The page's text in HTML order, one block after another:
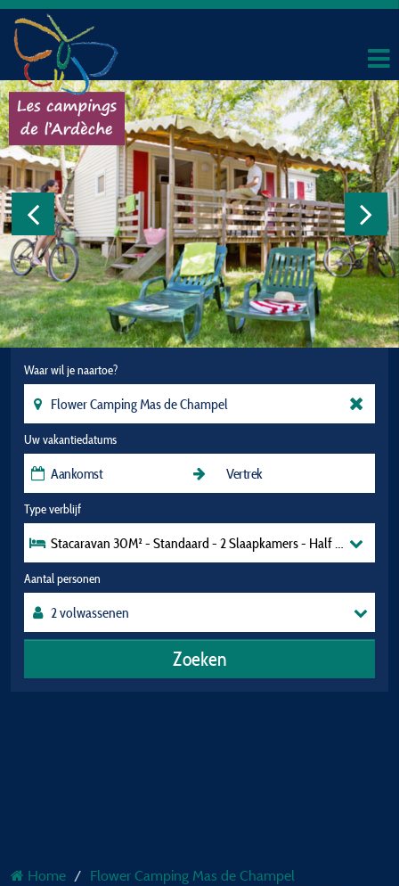
Waar wil je naartoe?
Uw vakantiedatums
Type verblijf
Stacaravan 30M² - Standaard - 2 Slaapkamers - Half Overdekt
Aantal personen
Zoeken
Home
Flower Camping Mas de Champel